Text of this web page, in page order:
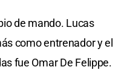
de mando. Lucas
como entrenador y el
fue Omar De Felippe.